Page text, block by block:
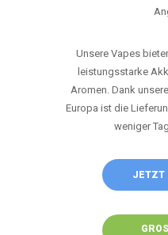
Unsere Vapes
leistungsstarke
Aromen. Dank
Europa ist die
weniger
JETZT